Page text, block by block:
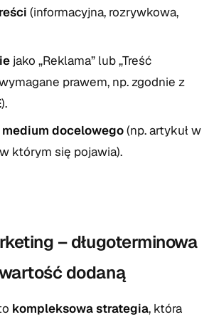
(informacyjna, rozrywkowa,
jako „Reklama” lub „Treść
prawem, np. zgodnie z
).
medium docelowego(np. artykuł w
którym się pojawia).
– długoterminowa
dodaną
kompleksowa strategia, która